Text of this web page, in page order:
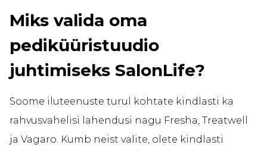
Miks valida oma
pediküüristuudio
juhtimiseks SalonLife?
Soome iluteenuste turul kohtate kindlasti ka
rahvusvahelisi lahendusi nagu Fresha, Treatwell
ja Vagaro. Kumb neist valite, olete kindlasti